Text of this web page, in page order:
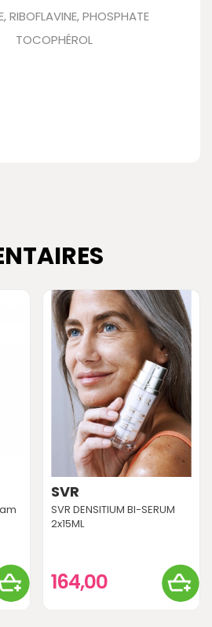
RIBOFLAVINE, PHOSPHATE
TOCOPHÉROL
SVR
SVR DENSITIUM BI-SERUM
2x15ML
164,00